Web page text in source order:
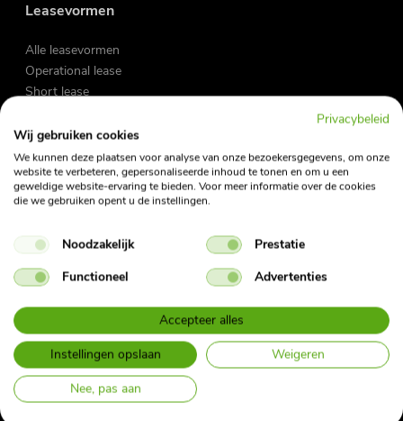
Leasevormen
Alle leasevormen
Operational lease
Short lease
Zakelijke lease
Private lease
Occasions
Vraag en antwoord
My Fleet Manager
My Mobility App
Contact
Nieuwsbrief
Bijtellingscalculator
Privacybeleid
Wij gebruiken cookies
We kunnen deze plaatsen voor analyse van onze bezoekersgegevens, om onze
website te verbeteren, gepersonaliseerde inhoud te tonen en om u een
geweldige website-ervaring te bieden. Voor meer informatie over de cookies
die we gebruiken opent u de instellingen.
Noodzakelijk
Prestatie
Functioneel
Advertenties
Accepteer alles
Instellingen opslaan
Weigeren
Nee, pas aan